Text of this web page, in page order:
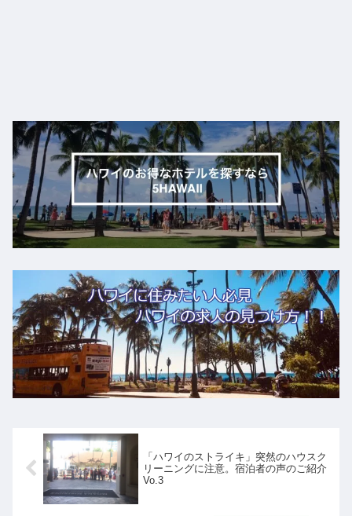
「ハワイのストライキ」突然のハウスク
リーニングに注意。宿泊者の声のご紹介
Vo.3